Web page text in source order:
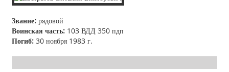
Звание: рядовой
Воинская часть: 103 ВДД 350 пдп
Погиб: 30 ноября 1983 г.